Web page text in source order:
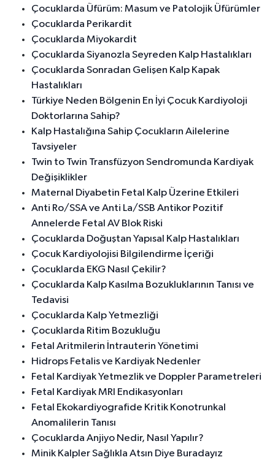
Çocuklarda Üfürüm: Masum ve Patolojik Üfürümler
Çocuklarda Perikardit
Çocuklarda Miyokardit
Çocuklarda Siyanozla Seyreden Kalp Hastalıkları
Çocuklarda Sonradan Gelişen Kalp Kapak
Hastalıkları
Türkiye Neden Bölgenin En İyi Çocuk Kardiyoloji
Doktorlarına Sahip?
Kalp Hastalığına Sahip Çocukların Ailelerine
Tavsiyeler
Twin to Twin Transfüzyon Sendromunda Kardiyak
Değişiklikler
Maternal Diyabetin Fetal Kalp Üzerine Etkileri
Anti Ro/SSA ve Anti La/SSB Antikor Pozitif
Annelerde Fetal AV Blok Riski
Çocuklarda Doğuştan Yapısal Kalp Hastalıkları
Çocuk Kardiyolojisi Bilgilendirme İçeriği
Çocuklarda EKG Nasıl Çekilir?
Çocuklarda Kalp Kasılma Bozukluklarının Tanısı ve
Tedavisi
Çocuklarda Kalp Yetmezliği
Çocuklarda Ritim Bozukluğu
Fetal Aritmilerin İntrauterin Yönetimi
Hidrops Fetalis ve Kardiyak Nedenler
Fetal Kardiyak Yetmezlik ve Doppler Parametreleri
Fetal Kardiyak MRI Endikasyonları
Fetal Ekokardiyografide Kritik Konotrunkal
Anomalilerin Tanısı
Çocuklarda Anjiyo Nedir, Nasıl Yapılır?
Minik Kalpler Sağlıkla Atsın Diye Buradayız